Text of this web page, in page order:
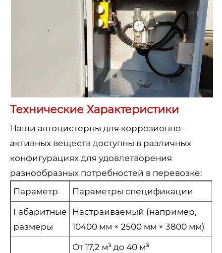
Технические Характеристики
Наши автоцистерны для коррозионно-
активных веществ доступны в различных
конфигурациях для удовлетворения
разнообразных потребностей в перевозке:
Параметр
Параметры спецификации
Габаритные
размеры
Настраиваемый (например,
10400 мм × 2500 мм × 3800 мм)
От 17,2 м³ до 40 м³